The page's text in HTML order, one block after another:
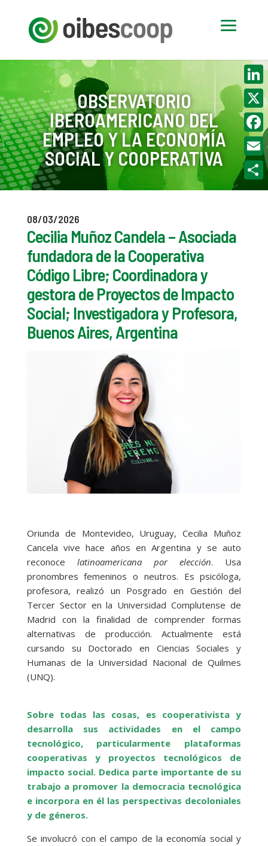
OBSERVATORIO
IBEROAMERICANO DEL
EMPLEO Y LA ECONOMÍA
SOCIAL Y COOPERATIVA
08/03/2026
Cecilia Muñoz Candela – Asociada
fundadora de la Cooperativa
Código Libre; Coordinadora y
gestora de Proyectos de Impacto
Social; Investigadora y Profesora,
Buenos Aires, Argentina
Oriunda de Montevideo, Uruguay, Cecilia Muñoz
Cancela vive hace años en Argentina y se auto
reconoce latinoamericana por elección. Usa
pronombres femeninos o neutros. Es psicóloga,
profesora, realizó un Posgrado en Gestión del
Tercer Sector en la Universidad Complutense de
Madrid con la finalidad de comprender formas
alternativas de producción. Actualmente está
cursando su Doctorado en Ciencias Sociales y
Humanas de la Universidad Nacional de Quilmes
(UNQ).
Sobre todas las cosas, es cooperativista y
desarrolla sus actividades en el campo
tecnológico, particularmente plataformas
cooperativas y proyectos tecnológicos de
impacto social. Dedica parte importante de su
trabajo a promover la democracia tecnológica
e incorpora en él las perspectivas decoloniales
y de géneros.
Se involucró con el campo de la economía social y
X
Email